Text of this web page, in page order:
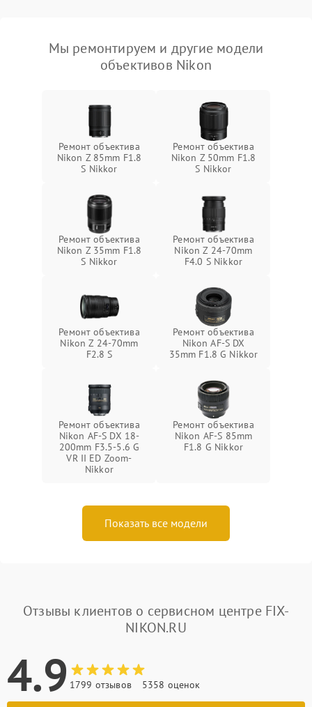
Мы ремонтируем и другие модели
объективов Nikon
Ремонт объектива
Nikon Z 85mm F1.8
S Nikkor
Ремонт объектива
Nikon Z 50mm F1.8
S Nikkor
Ремонт объектива
Nikon Z 35mm F1.8
S Nikkor
Ремонт объектива
Nikon Z 24-70mm
F4.0 S Nikkor
Ремонт объектива
Nikon Z 24-70mm
F2.8 S
Ремонт объектива
Nikon AF-S DX
35mm F1.8 G Nikkor
Ремонт объектива
Nikon AF-S DX 18-
200mm F3.5-5.6 G
VR II ED Zoom-
Nikkor
Ремонт объектива
Nikon AF-S 85mm
F1.8 G Nikkor
Показать все модели
Отзывы клиентов о сервисном центре FIX-
NIKON.RU
4.9 1799 отзывов 5358 оценок